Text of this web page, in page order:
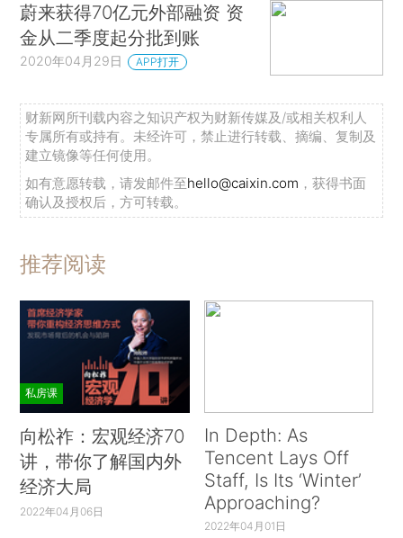
蔚来获得70亿元外部融资 资
金从二季度起分批到账
2020年04月29日 APP打开
财新网所刊载内容之知识产权为财新传媒及/或相关权利人
专属所有或持有。未经许可，禁止进行转载、摘编、复制及
建立镜像等任何使用。
如有意愿转载，请发邮件至hello@caixin.com ，获得书面
确认及授权后，方可转载。
推荐阅读
私房课
向松祚：宏观经济70
讲，带你了解国内外
经济大局
2022年04月06日
In Depth: As
Tencent Lays Off
Staff, Is Its ‘Winter’
Approaching?
2022年04月01日